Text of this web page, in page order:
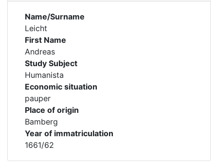
Name/Surname
Leicht
First Name
Andreas
Study Subject
Humanista
Economic situation
pauper
Place of origin
Bamberg
Year of immatriculation
1661/62